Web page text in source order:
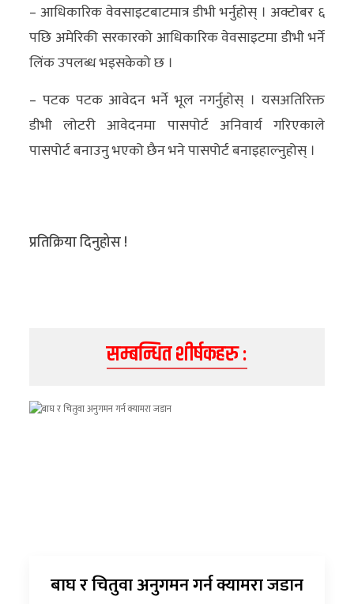
– आधिकारिक वेवसाइटबाटमात्र डीभी भर्नुहोस् । अक्टोबर ६
पछि अमेरिकी सरकारको आधिकारिक वेवसाइटमा डीभी भर्ने
लिंक उपलब्ध भइसकेको छ ।
– पटक पटक आवेदन भर्ने भूल नगर्नुहोस् । यसअतिरिक्त
डीभी लोटरी आवेदनमा पासपोर्ट अनिवार्य गरिएकाले
पासपोर्ट बनाउनु भएको छैन भने पासपोर्ट बनाइहाल्नुहोस् ।
प्रतिक्रिया दिनुहोस !
सम्बन्धित शीर्षकहरु :
बाघ र चितुवा अनुगमन गर्न क्यामरा जडान